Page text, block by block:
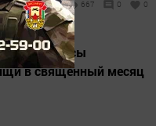
667 0 0
маджлисы
в священный месяц